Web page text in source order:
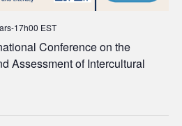
Conference on the
Assessment of Intercultural
17h00 EST